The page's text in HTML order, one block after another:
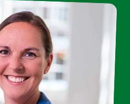
School gGmbH
waren jedes Mal
zuverlässig und mit
Unser Team war
Inhalten und